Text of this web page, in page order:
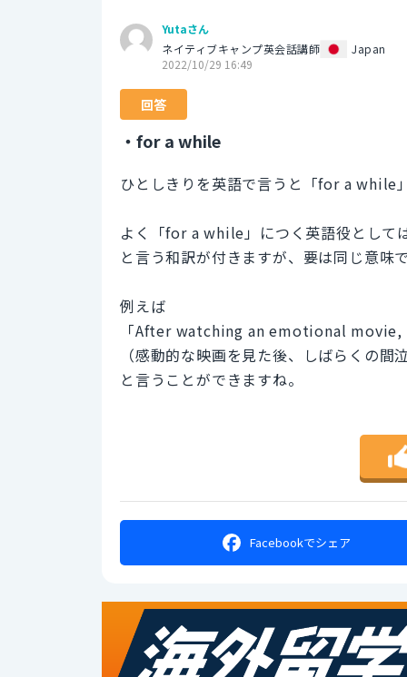
Yutaさん
ネイティブキャンプ英会話講師
Japan
2022/10/29 16:49
回答
・for a while
ひとしきりを英語で言うと「for a while
よく「for a while」につく英語役として
と言う和訳が付きますが、要は同じ意味
例えば
「After watching an emotional
（感動的な映画を見た後、しばらくの
と言うことができますね。
Facebookでシェア